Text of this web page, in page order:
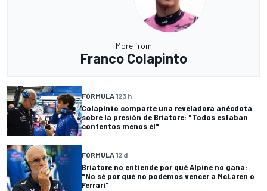
More from
Franco Colapinto
FÓRMULA 123 h
Colapinto comparte una reveladora anécdota
sobre la presión de Briatore: "Todos estaban
contentos menos él"
FÓRMULA 12 d
Briatore no entiende por qué Alpine no gana:
"No sé por qué no podemos vencer a McLaren o
Ferrari"